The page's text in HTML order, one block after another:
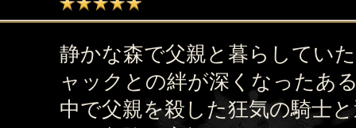
静かな森で父親と暮らしてい
ャックとの絆が深くなったあ
中で父親を殺した狂気の騎士